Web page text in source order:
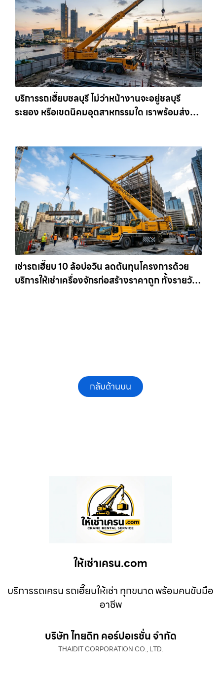
บริการรถเฮี๊ยบชลบุรี ไม่ว่าหน้างานจะอยู่ชลบุรี
ระยอง หรือเขตนิคมอุตสาหกรรมใด เราพร้อมส่งรถ
เช่ารถเฮี๊ยบ 10 ล้อบ่อวิน ลดต้นทุนโครงการด้วย
บริการให้เช่าเครื่องจักรก่อสร้างราคาถูก ทั้งรายวัน
กลับด้านบน
ให้เช่าเครน.com
บริการรถเครน รถเฮี๊ยบให้เช่า ทุกขนาด พร้อมคนขับมือ
อาชีพ
บริษัท ไทยดิท คอร์ปอเรชั่น จำกัด
THAIDIT CORPORATION CO., LTD.